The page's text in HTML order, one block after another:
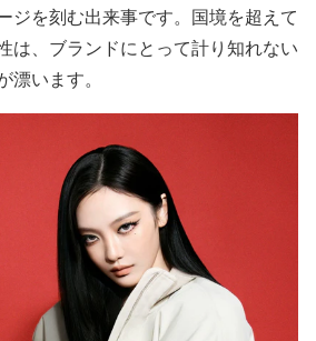
ジを刻む出来事です。国境を超えて
は、ブランドにとって計り知れない
漂います。